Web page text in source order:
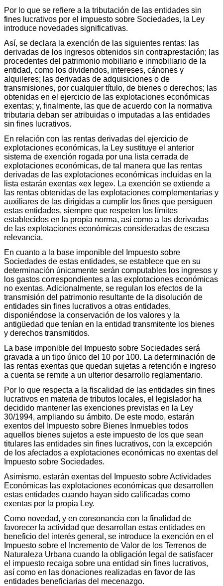
Por lo que se refiere a la tributación de las entidades sin
fines lucrativos por el impuesto sobre Sociedades, la Ley
introduce novedades significativas.
Así, se declara la exención de las siguientes rentas: las
derivadas de los ingresos obtenidos sin contraprestación; las
procedentes del patrimonio mobiliario e inmobiliario de la
entidad, como los dividendos, intereses, cánones y
alquileres; las derivadas de adquisiciones o de
transmisiones, por cualquier título, de bienes o derechos; las
obtenidas en el ejercicio de las explotaciones económicas
exentas; y, finalmente, las que de acuerdo con la normativa
tributaria deban ser atribuidas o imputadas a las entidades
sin fines lucrativos.
En relación con las rentas derivadas del ejercicio de
explotaciones económicas, la Ley sustituye el anterior
sistema de exención rogada por una lista cerrada de
explotaciones económicas, de tal manera que las rentas
derivadas de las explotaciones económicas incluidas en la
lista estarán exentas «ex lege». La exención se extiende a
las rentas obtenidas de las explotaciones complementarias y
auxiliares de las dirigidas a cumplir los fines que persiguen
estas entidades, siempre que respeten los límites
establecidos en la propia norma, así como a las derivadas
de las explotaciones económicas consideradas de escasa
relevancia.
En cuanto a la base imponible del Impuesto sobre
Sociedades de estas entidades, se establece que en su
determinación únicamente serán computables los ingresos y
los gastos correspondientes a las explotaciones económicas
no exentas. Adicionalmente, se regulan los efectos de la
transmisión del patrimonio resultante de la disolución de
entidades sin fines lucrativos a otras entidades,
disponiéndose la conservación de los valores y la
antigüedad que tenían en la entidad transmitente los bienes
y derechos transmitidos.
La base imponible del Impuesto sobre Sociedades será
gravada a un tipo único del 10 por 100. La determinación de
las rentas exentas que quedan sujetas a retención e ingreso
a cuenta se remite a un ulterior desarrollo reglamentario.
Por lo que respecta a la fiscalidad de las entidades sin fines
lucrativos en materia de tributos locales, el legislador ha
decidido mantener las exenciones previstas en la Ley
30/1994, ampliando su ámbito. De este modo, estarán
exentos del Impuesto sobre Bienes Inmuebles todos
aquellos bienes sujetos a este impuesto de los que sean
titulares las entidades sin fines lucrativos, con la excepción
de los afectados a explotaciones económicas no exentas del
Impuesto sobre Sociedades.
Asimismo, estarán exentas del Impuesto sobre Actividades
Económicas las explotaciones económicas que desarrollen
estas entidades cuando hayan sido calificadas como
exentas por la propia Ley.
Como novedad, y en consonancia con la finalidad de
favorecer la actividad que desarrollan estas entidades en
beneficio del interés general, se introduce la exención en el
Impuesto sobre el Incremento de Valor de los Terrenos de
Naturaleza Urbana cuando la obligación legal de satisfacer
el impuesto recaiga sobre una entidad sin fines lucrativos,
así como en las donaciones realizadas en favor de las
entidades beneficiarias del mecenazgo.